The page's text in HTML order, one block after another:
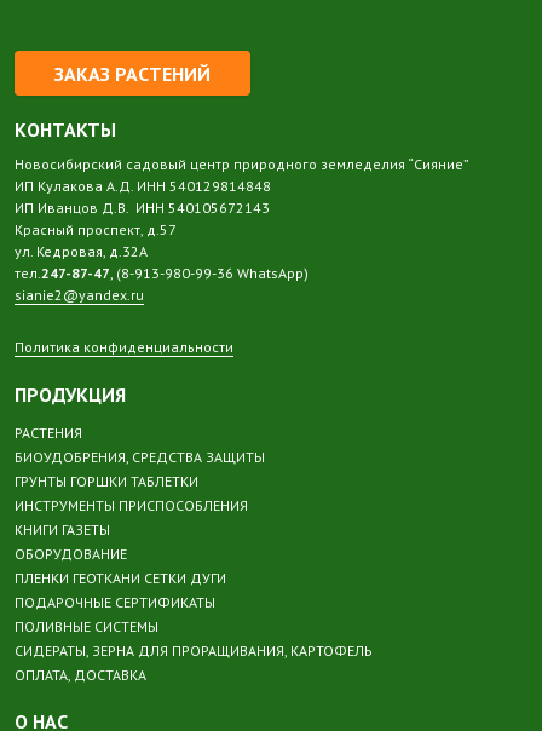
ЗАКАЗ РАСТЕНИЙ
КОНТАКТЫ
Новосибирский садовый центр природного земледелия “Сияние”
ИП Кулакова А.Д. ИНН 540129814848
ИП Иванцов Д.В. ИНН 540105672143
Красный проспект, д.57
ул. Кедровая, д.32А
тел.247-87-47, (8-913-980-99-36 WhatsApp)
sianie2@yandex.ru
Политика конфиденциальности
ПРОДУКЦИЯ
РАСТЕНИЯ
БИОУДОБРЕНИЯ, СРЕДСТВА ЗАЩИТЫ
ГРУНТЫ ГОРШКИ ТАБЛЕТКИ
ИНСТРУМЕНТЫ ПРИСПОСОБЛЕНИЯ
КНИГИ ГАЗЕТЫ
ОБОРУДОВАНИЕ
ПЛЕНКИ ГЕОТКАНИ СЕТКИ ДУГИ
ПОДАРОЧНЫЕ СЕРТИФИКАТЫ
ПОЛИВНЫЕ СИСТЕМЫ
СИДЕРАТЫ, ЗЕРНА ДЛЯ ПРОРАЩИВАНИЯ, КАРТОФЕЛЬ
ОПЛАТА, ДОСТАВКА
О НАС